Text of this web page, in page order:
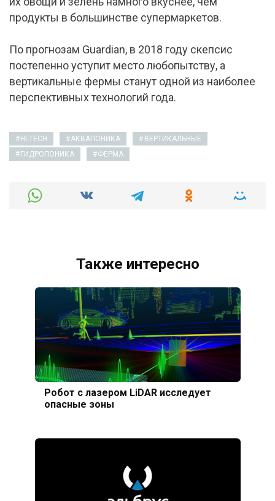
продукты в большинстве супермаркетов.
По прогнозам Guardian, в 2018 году скепсис
постепенно уступит место любопытству, а
вертикальные фермы станут одной из наиболее
перспективных технологий года.
HI-TECH АКВАПОНИКА
ВЕРТИКАЛЬНЫЕ
ГИДРОПОНИКА
ФЕРМА
Также интересно
Робот с лазером LiDAR исследует
опасные зоны